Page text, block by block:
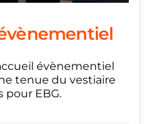
évènementiel
tenue du vestiaire
pour EBG.